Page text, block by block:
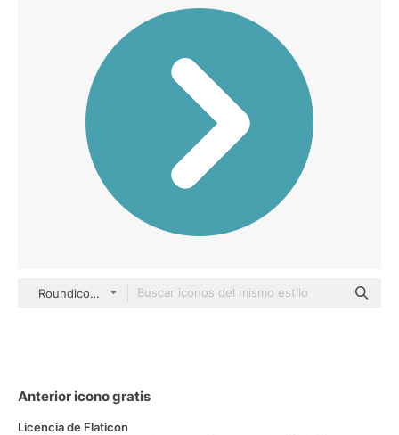
Roundicons Circle flat
Anterior icono gratis
Licencia de Flaticon